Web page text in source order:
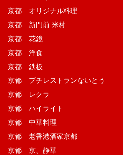
京都 オリジナル料理
京都 新門前 米村
京都 花鏡
京都 洋食
京都 鉄板
京都 プチレストランないとう
京都 レクラ
京都 ハイライト
京都 中華料理
京都 老香港酒家京都
京都 京、静華